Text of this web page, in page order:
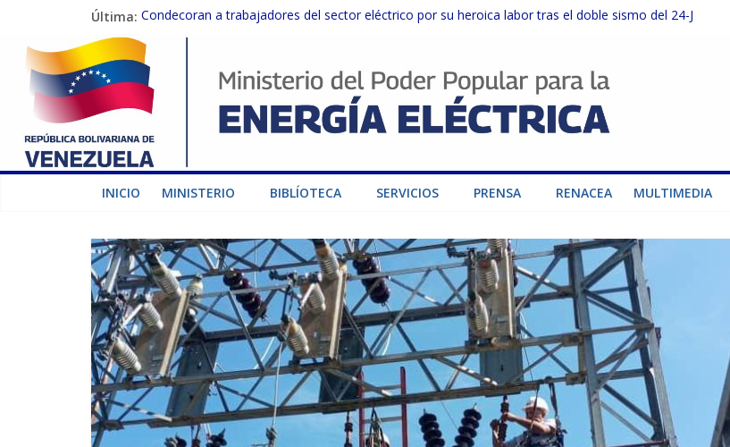
Última: Condecoran a trabajadores del sector eléctrico por su heroica labor tras el doble sismo del 24-J
Gobierno Nacional coordina acciones con el sector privado para fortalecer el SEN ante el «Súper Niño»
Inspeccionan trabajos de rehabilitación en instalaciones del SEN en Carabobo
Gobierno Nacional activa plan preventivo para fortalecer el SEN ante el fenómeno de El Niño
Termocarabobo recupera el 50% de su capacidad de generación para fortalecer el SEN
INICIO MINISTERIO BIBLÍOTECA SERVICIOS PRENSA RENACEA MULTIMEDIA